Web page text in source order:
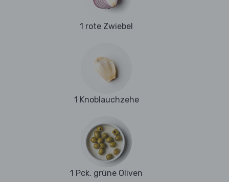
1 rote Zwiebel
1 Knoblauchzehe
1 Pck. grüne Oliven